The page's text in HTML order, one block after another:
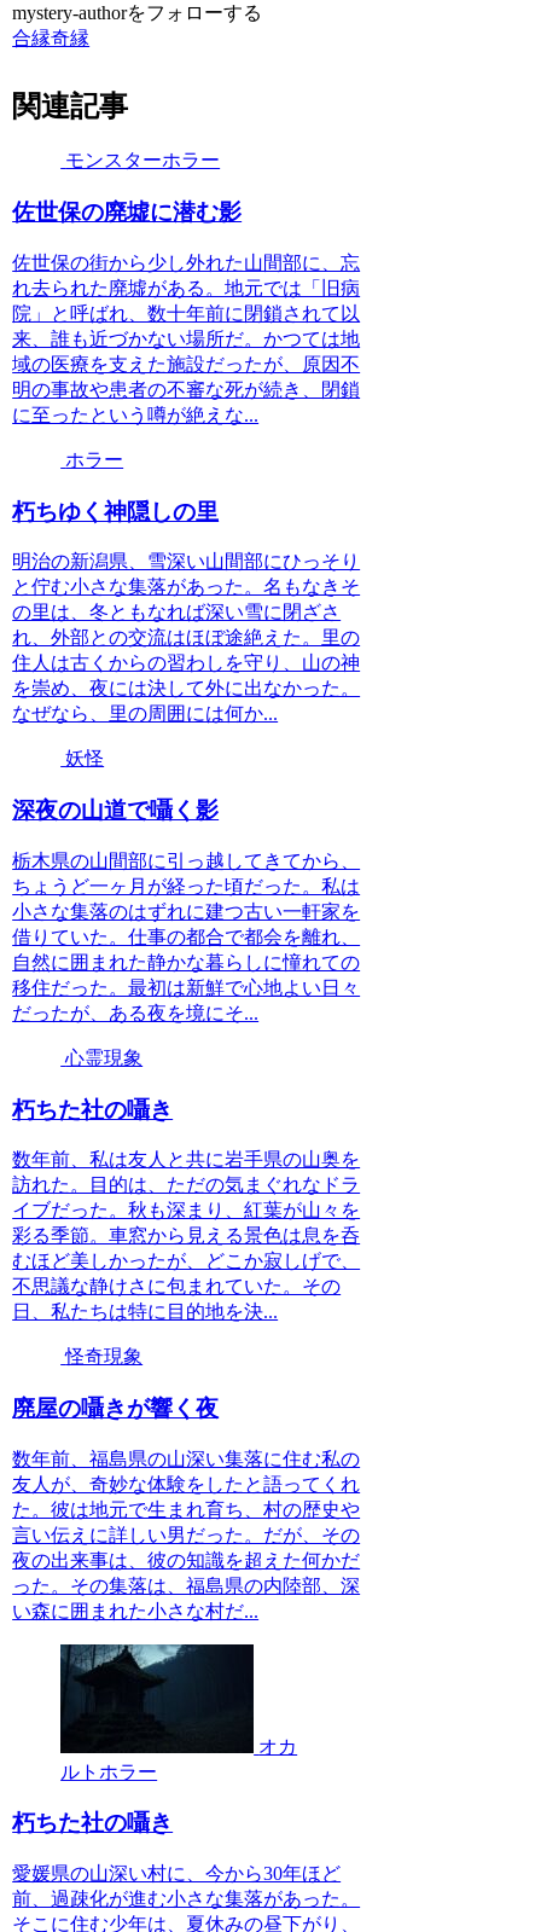
mystery-authorをフォローする
合縁奇縁
関連記事
モンスターホラー
佐世保の廃墟に潜む影
佐世保の街から少し外れた山間部に、忘
れ去られた廃墟がある。地元では「旧病
院」と呼ばれ、数十年前に閉鎖されて以
来、誰も近づかない場所だ。かつては地
域の医療を支えた施設だったが、原因不
明の事故や患者の不審な死が続き、閉鎖
に至ったという噂が絶えな...
ホラー
朽ちゆく神隠しの里
明治の新潟県、雪深い山間部にひっそり
と佇む小さな集落があった。名もなきそ
の里は、冬ともなれば深い雪に閉ざさ
れ、外部との交流はほぼ途絶えた。里の
住人は古くからの習わしを守り、山の神
を崇め、夜には決して外に出なかった。
なぜなら、里の周囲には何か...
妖怪
深夜の山道で囁く影
栃木県の山間部に引っ越してきてから、
ちょうど一ヶ月が経った頃だった。私は
小さな集落のはずれに建つ古い一軒家を
借りていた。仕事の都合で都会を離れ、
自然に囲まれた静かな暮らしに憧れての
移住だった。最初は新鮮で心地よい日々
だったが、ある夜を境にそ...
心霊現象
朽ちた社の囁き
数年前、私は友人と共に岩手県の山奥を
訪れた。目的は、ただの気まぐれなドラ
イブだった。秋も深まり、紅葉が山々を
彩る季節。車窓から見える景色は息を呑
むほど美しかったが、どこか寂しげで、
不思議な静けさに包まれていた。その
日、私たちは特に目的地を決...
怪奇現象
廃屋の囁きが響く夜
数年前、福島県の山深い集落に住む私の
友人が、奇妙な体験をしたと語ってくれ
た。彼は地元で生まれ育ち、村の歴史や
言い伝えに詳しい男だった。だが、その
夜の出来事は、彼の知識を超えた何かだ
った。その集落は、福島県の内陸部、深
い森に囲まれた小さな村だ...
オカ
ルトホラー
朽ちた社の囁き
愛媛県の山深い村に、今から30年ほど
前、過疎化が進む小さな集落があった。
そこに住む少年は、夏休みの昼下がり、